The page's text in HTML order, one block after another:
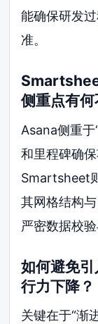
能确保研发
准。
侧重点有何
Asana侧重
和里程碑确
Smartsheet
其网格结构
严密数据校
如何避免
行力下降？
关键在于“渐